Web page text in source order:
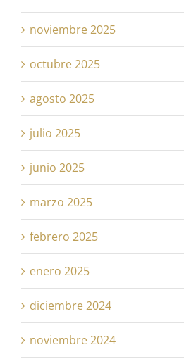
noviembre 2025
octubre 2025
agosto 2025
julio 2025
junio 2025
marzo 2025
febrero 2025
enero 2025
diciembre 2024
noviembre 2024